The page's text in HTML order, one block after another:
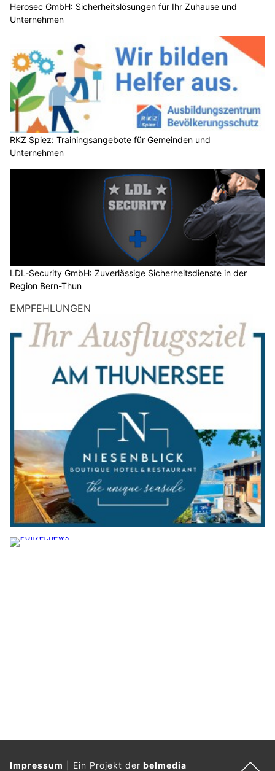
Herosec GmbH: Sicherheitslösungen für Ihr Zuhause und
Unternehmen
RKZ Spiez: Trainingsangebote für Gemeinden und
Unternehmen
LDL-Security GmbH: Zuverlässige Sicherheitsdienste in der
Region Bern-Thun
EMPFEHLUNGEN
Impressum Ein Projekt derbelmedia